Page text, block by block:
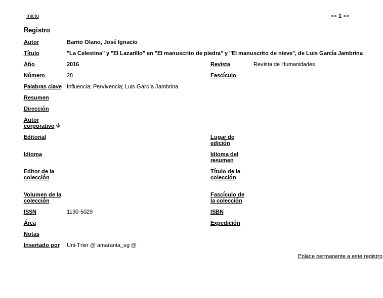
Inicio << 1 >>
Registro
Autor
Barrio Olano, José Ignacio
Título
"La Celestina" y "El Lazarillo" en "El manuscrito de piedra" y "El manuscrito de nieve", de Luis García Jambrina
Año
2016 Revista Revista de Humanidades
Número
28 Fascículo
Palabras clave
Influencia; Pervivencia; Luis García Jambrina
Resumen
Dirección
Autor
corporativo
Editorial
Lugar de
edición
Idioma
Idioma del
resumen
Editor de la
colección
Título de la
colección
Volumen de la
colección
Fascículo de
la colección
ISSN 1130-5029 ISBN
Área
Expedición
Notas
Insertado por
Uni-Trier @ amaranta_sg @
Enlace permanente a este registro